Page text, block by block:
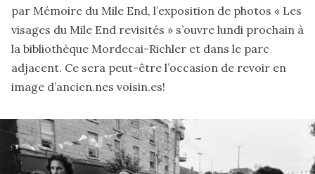
par Mémoire du Mile End, l’exposition de photos « Les
visages du Mile End revisités » s’ouvre lundi prochain à
la bibliothèque Mordecai-Richler et dans le parc
adjacent. Ce sera peut-être l’occasion de revoir en
image d’ancien.nes voisin.es!